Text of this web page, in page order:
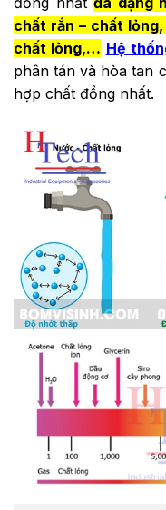
chất rắn – chất
chất lỏng,… Hệ
phân tán và hòa tan
hợp chất đồng nhất.